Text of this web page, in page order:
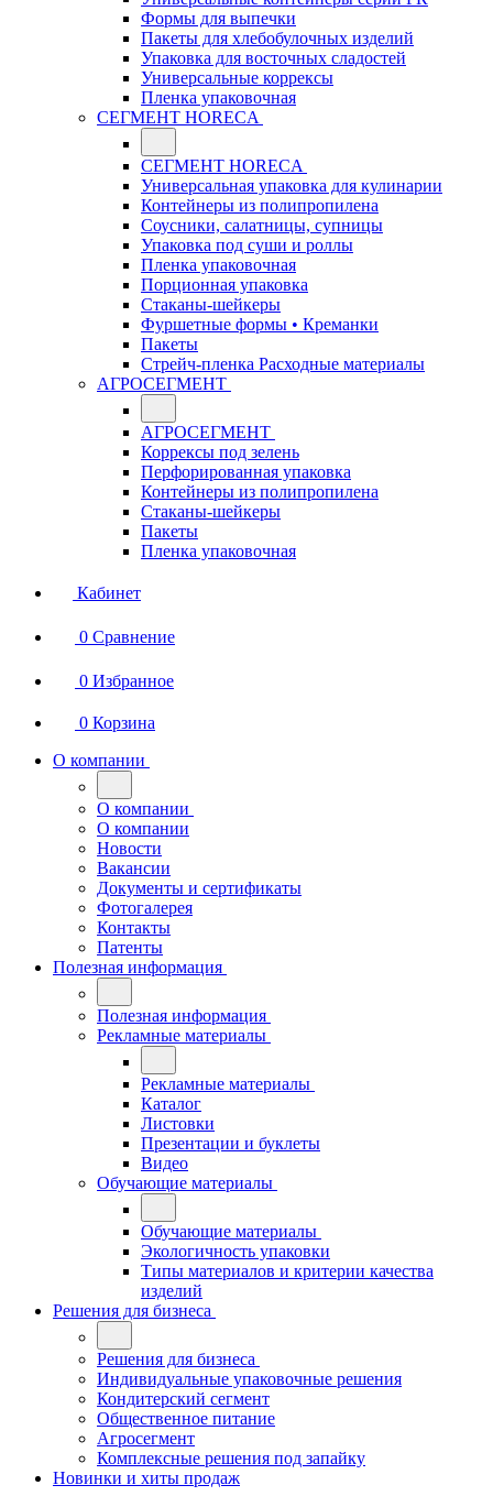
Формы для выпечки
Пакеты для хлебобулочных изделий
Упаковка для восточных сладостей
Универсальные коррексы
Пленка упаковочная
СЕГМЕНТ HORECA
СЕГМЕНТ HORECA
Универсальная упаковка для кулинарии
Контейнеры из полипропилена
Соусники, салатницы, супницы
Упаковка под суши и роллы
Пленка упаковочная
Порционная упаковка
Стаканы-шейкеры
Фуршетные формы • Креманки
Пакеты
Стрейч-пленка Расходные материалы
АГРОСЕГМЕНТ
АГРОСЕГМЕНТ
Коррексы под зелень
Перфорированная упаковка
Контейнеры из полипропилена
Стаканы-шейкеры
Пакеты
Пленка упаковочная
Кабинет
0 Сравнение
0 Избранное
0 Корзина
О компании
О компании
О компании
Новости
Вакансии
Документы и сертификаты
Фотогалерея
Контакты
Патенты
Полезная информация
Полезная информация
Рекламные материалы
Рекламные материалы
Каталог
Листовки
Презентации и буклеты
Видео
Обучающие материалы
Обучающие материалы
Экологичность упаковки
Типы материалов и критерии качества
изделий
Решения для бизнеса
Решения для бизнеса
Индивидуальные упаковочные решения
Кондитерский сегмент
Общественное питание
Агросегмент
Комплексные решения под запайку
Новинки и хиты продаж